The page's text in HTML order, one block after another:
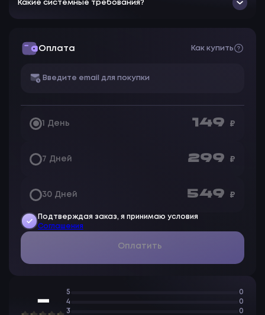
Infinite Clip
Configs
Radar
Какие системные требования?
Оплата Как купить
1 День 149 ₽
7 Дней 299 ₽
30 Дней 549 ₽
Подтверждая заказ, я принимаю условия
Соглашения
Оплатить
—
5
0
4
0
3
0